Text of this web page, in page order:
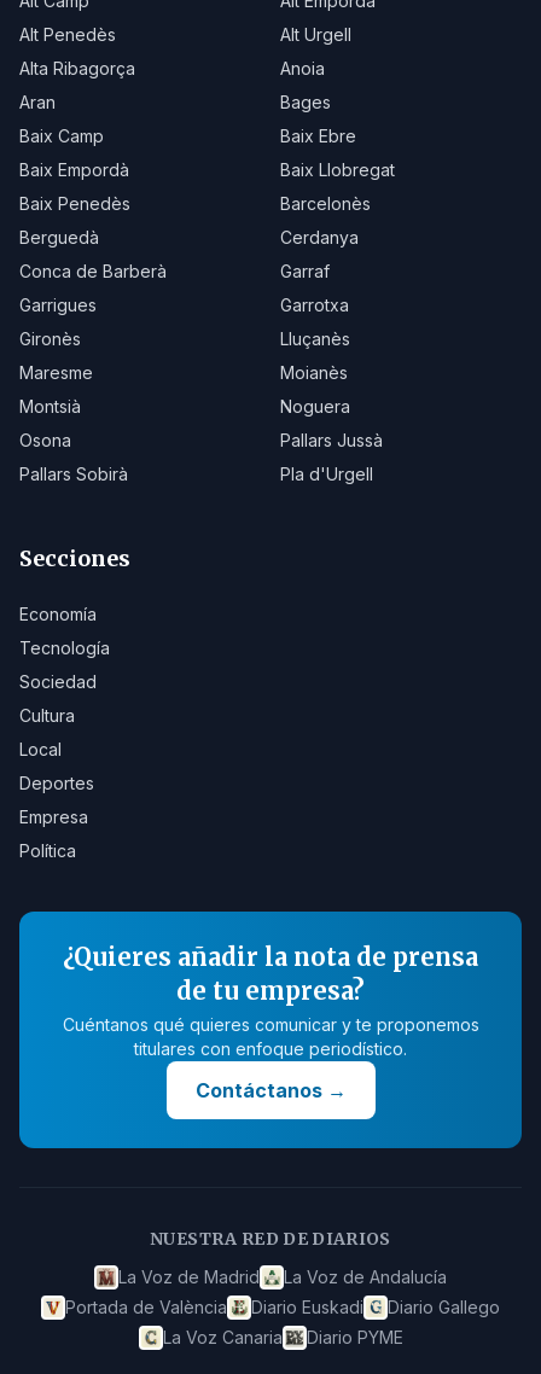
Alt Penedès
Alt Urgell
Alta Ribagorça
Anoia
Aran
Bages
Baix Camp
Baix Ebre
Baix Empordà
Baix Llobregat
Baix Penedès
Barcelonès
Berguedà
Cerdanya
Conca de Barberà
Garraf
Garrigues
Garrotxa
Gironès
Lluçanès
Maresme
Moianès
Montsià
Noguera
Osona
Pallars Jussà
Pallars Sobirà
Pla d'Urgell
Secciones
Economía
Tecnología
Sociedad
Cultura
Local
Deportes
Empresa
Política
¿Quieres añadir la nota de prensa
de tu empresa?
Cuéntanos qué quieres comunicar y te proponemos
titulares con enfoque periodístico.
Contáctanos→
NUESTRA RED DE DIARIOS
La Voz de Madrid
La Voz de Andalucía
Portada de València
Diario Euskadi
Diario Gallego
La Voz Canaria
Diario PYME